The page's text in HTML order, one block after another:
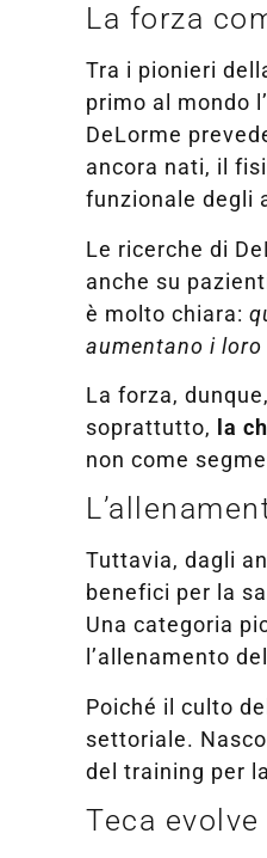
La forza
Tra i pionieri
primo al mondo
DeLorme
ancora nati, il
funzionale degli
Le ricerche di
anche su
è molto chiara:
aumentano i
La forza,
soprattutto,
la
non come
Tuttavia, dagli
benefici per la
Una categoria
l’allenamento
Poiché il culto
settoriale.
del training per
Teca